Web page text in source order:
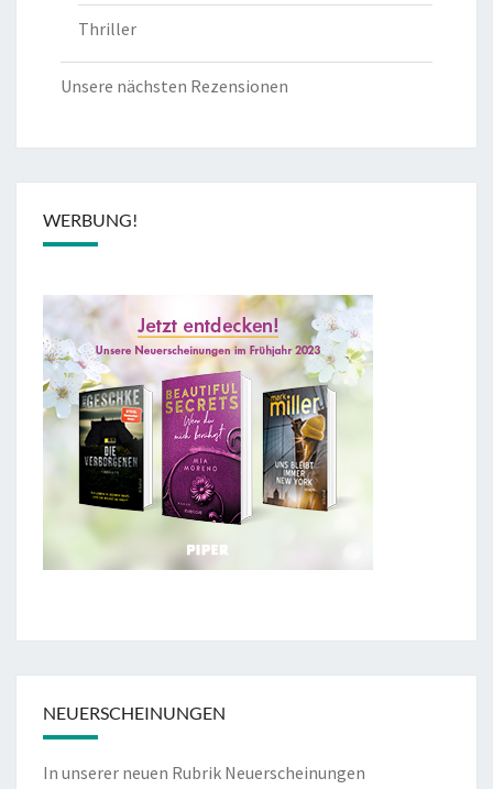
Thriller
Unsere nächsten Rezensionen
WERBUNG!
NEUERSCHEINUNGEN
In unserer neuen Rubrik Neuerscheinungen